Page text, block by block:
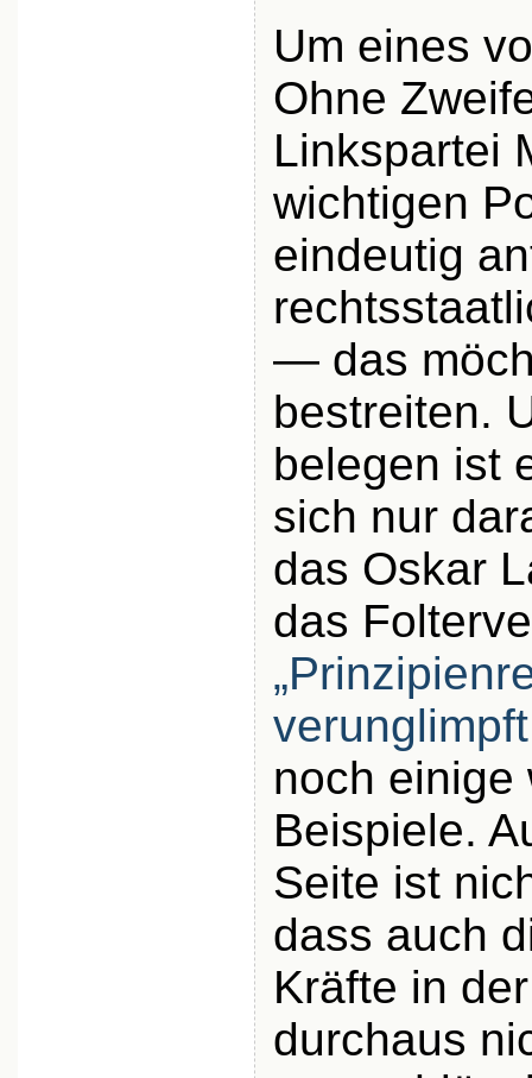
Um eines
Ohne
Linkspartei
wichtigen
eindeutig
— das
bestreiten.
belegen ist
sich nur
das Oskar
das
verunglimpft
noch einige
Beispiele.
Seite ist
dass auch
Kräfte in
durchaus